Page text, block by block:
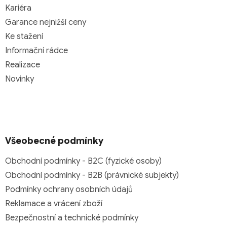
Kariéra
Garance nejnižší ceny
Ke stažení
Informační rádce
Realizace
Novinky
Všeobecné podmínky
Obchodní podmínky - B2C (fyzické osoby)
Obchodní podmínky - B2B (právnické subjekty)
Podmínky ochrany osobních údajů
Reklamace a vrácení zboží
Bezpečnostní a technické podmínky